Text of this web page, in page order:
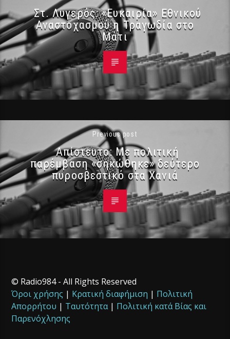
Στ. Λυγερός: «Ευκαιρία» Εθνικού
Αναστοχασμού η Τραγωδία στο
Μάτι
Previous post
Απίστευτο: Με πολιτική
παρέμβαση «σηκώθηκε» δεύτερο
πυροσβεστικό στα Χανιά
© Radio984 - All Rights Reserved
Όροι χρήσης | Κρατική διαφήμιση | Πολιτική
Απορρήτου | Ταυτότητα| Πολιτική κατά Βίας και
Παρενόχλησης